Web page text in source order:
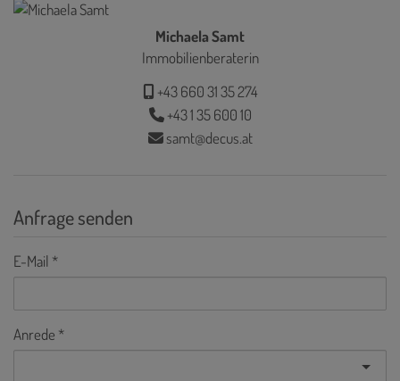
Michaela Samt
Immobilienberaterin
+43 660 31 35 274
+43 1 35 600 10
samt@decus.at
Anfrage senden
E-Mail
Anrede